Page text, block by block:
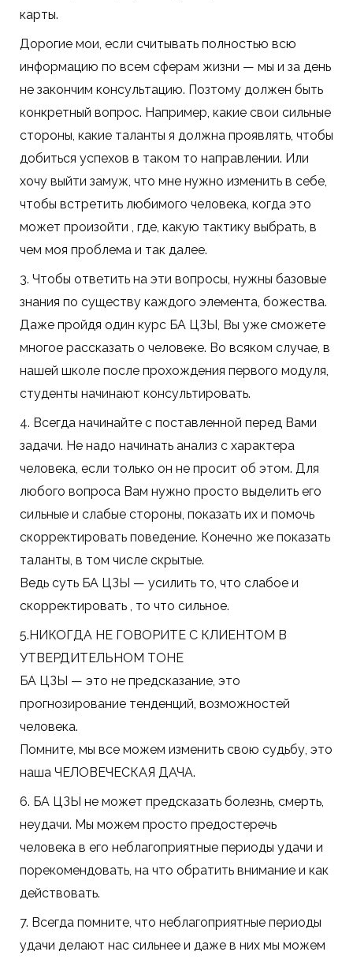
карты.
Дорогие мои, если считывать полностью всю
информацию по всем сферам жизни — мы и за день
не закончим консультацию. Позтому должен быть
конкретный вопрос. Например, какие свои сильные
стороны, какие таланты я должна проявлять, чтобы
добиться успехов в таком то направлении. Или
хочу выйти замуж, что мне нужно изменить в себе,
чтобы встретить любимого человека, когда это
может произойти , где, какую тактику выбрать, в
чем моя проблема и так далее.
3. Чтобы ответить на эти вопросы, нужны базовые
знания по существу каждого элемента, божества.
Даже пройдя один курс БА ЦЗЫ, Вы уже сможете
многое рассказать о человеке. Во всяком случае, в
нашей школе после прохождения первого модуля,
студенты начинают консультировать.
4. Всегда начинайте с поставленной перед Вами
задачи. Не надо начинать анализ с характера
человека, если только он не просит об этом. Для
любого вопроса Вам нужно просто выделить его
сильные и слабые стороны, показать их и помочь
скорректировать поведение. Конечно же показать
таланты, в том числе скрытые.
Ведь суть БА ЦЗЫ — усилить то, что слабое и
скорректировать , то что сильное.
5.НИКОГДА НЕ ГОВОРИТЕ С КЛИЕНТОМ В
УТВЕРДИТЕЛЬНОМ ТОНЕ
БА ЦЗЫ — это не предсказание, это
прогнозирование тенденций, возможностей
человека.
Помните, мы все можем изменить свою судьбу, это
наша ЧЕЛОВЕЧЕСКАЯ ДАЧА.
6. БА ЦЗЫ не может предсказать болезнь, смерть,
неудачи. Мы можем просто предостеречь
человека в его неблагоприятные периоды удачи и
порекомендовать, на что обратить внимание и как
действовать.
7. Всегда помните, что неблагоприятные периоды
удачи делают нас сильнее и даже в них мы можем